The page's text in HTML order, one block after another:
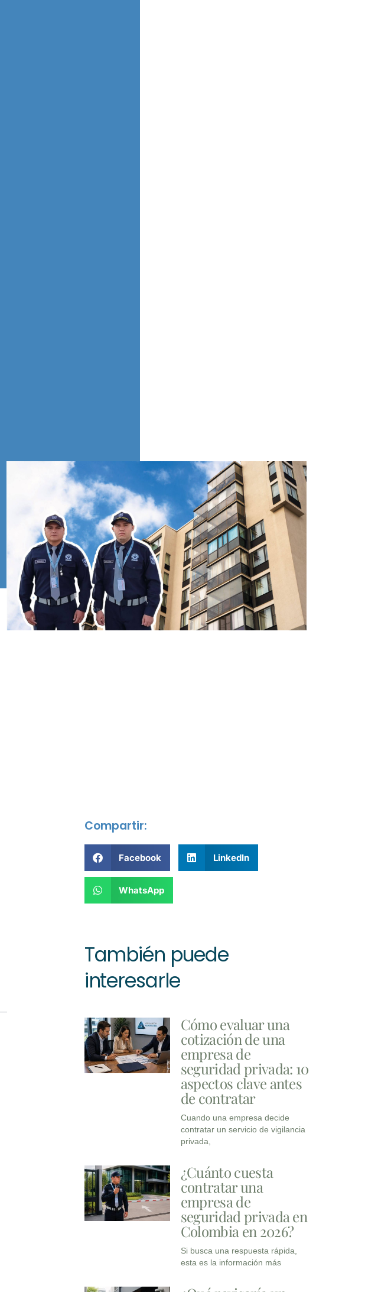
Compartir:
Facebook LinkedIn
WhatsApp
También puede
interesarle
Cómo evaluar una
cotización de una
empresa de
seguridad privada: 10
aspectos clave antes
de contratar
Cuando una empresa decide
contratar un servicio de vigilancia
privada,
¿Cuánto cuesta
contratar una
empresa de
seguridad privada en
Colombia en 2026?
Si busca una respuesta rápida,
esta es la información más